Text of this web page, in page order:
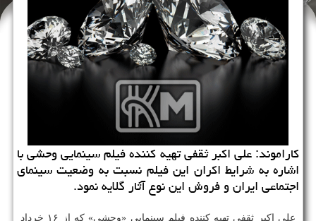
کاراموند: علی اکبر ثقفی تهیه کننده فیلم سینمایی وحشی با
اشاره به شرایط اکران این فیلم نسبت به وضعیت سینمای
اجتماعی ایران و فروش این نوع آثار گلایه نمود.
علی اکبر ثقفی تهیه کننده فیلم سینمایی «وحشی» که از ۱۶ خرداد